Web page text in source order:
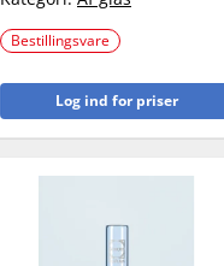
Bestillingsvare
Log ind for priser